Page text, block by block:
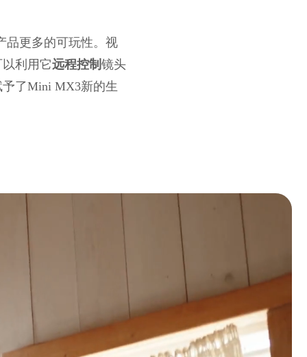
品更多的可玩性。视
利用它远程控制 镜头
了Mini MX3新的生